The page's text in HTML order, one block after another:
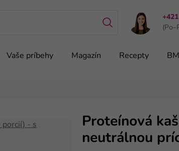
Vaše príbehy Magazín Recepty
Proteínová
neutrálnou